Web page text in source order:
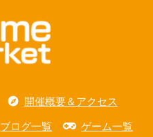
開催概要＆アクセス
ブログ一覧 ゲーム一覧